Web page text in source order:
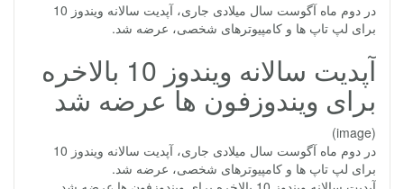
در دوم ماه آگوست سال میلادی جاری، آپدیت سالانه ویندوز 10
برای لپ تاپ ها و کامپیوترهای شخصی، عرضه شد.
آپدیت سالانه ویندوز 10 بالاخره
برای ویندوزفون ها عرضه شد
(image)
در دوم ماه آگوست سال میلادی جاری، آپدیت سالانه ویندوز 10
برای لپ تاپ ها و کامپیوترهای شخصی، عرضه شد.